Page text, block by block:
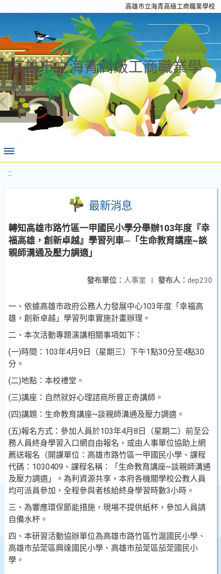
高雄市立海青高級工商職業學校
高雄市立海青高級工商職業學
校
:::
最新消息
轉知高雄市路竹區一甲國民小學分舉辦103年度『幸
福高雄，創新卓越』學習列車─「生命教育講座~談
親師溝通及壓力調適」
發布人： dep230
發布單位： 人事室 |
一、依據高雄市政府公務人力發展中心103年度「幸福高
雄， 創新卓越」學習列車實施計畫辦理。
二、本次活動專題演講相關事項如下：
(一)時間：103年4月9日（星期三）下午1點30分至4點30
分 。
(二)地點：本校禮堂。
(三)講座：自然就好心理諮商所曾正奇講師。
(四)講題：生命教育講座~談親師溝通及壓力調適。
(五)報名方式：參加人員於103年4月8日（星期二）前至公
務人員終身學習入口網自由報名，或由人事單位協助上網
薦送報名（開課單位：高雄市路竹區一甲國民小學、 課程
代碼：1030409、課程名稱：「生命教育講座~談親師溝通
及壓力調適」。為利資源共享，本府各機關學校公教人員
均可派員參加，全程參與者核給終身學習時數3小時。
三、為響應環保節能措施，現場不提供紙杯，參加人員請
自備水杯。
四、本研習活動協辦單位為高雄市路竹區竹滬國民小學、
高雄市茄萣區興達國民小學、高雄市茄萣區茄萣國民小
學。